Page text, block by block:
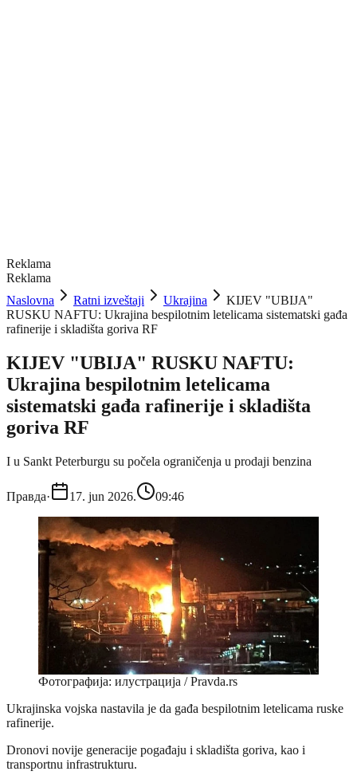
Reklama
Reklama
Naslovna
Ratni izveštaji Ukrajina
KIJEV "UBIJA"
RUSKU NAFTU: Ukrajina bespilotnim letelicama sistematski gađa
rafinerije i skladišta goriva RF
KIJEV "UBIJA" RUSKU NAFTU:
Ukrajina bespilotnim letelicama
sistematski gađa rafinerije i skladišta
goriva RF
I u Sankt Peterburgu su počela ograničenja u prodaji benzina
Правда· 17. jun 2026. 09:46
Фотографија: илустрација / Pravda.rs
Ukrajinska vojska nastavila je da gađa bespilotnim letelicama ruske
rafinerije.
Dronovi novije generacije pogađaju i skladišta goriva, kao i
transportnu infrastrukturu.